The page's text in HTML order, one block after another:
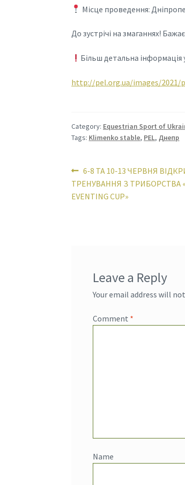
Місце проведення:
До зустрічі на змаганнях!
Більш детальна інформація
http://pel.org.ua/images/2021/
Category: Equestrian Sport of
Tags: Klimenko stable, PEL, Днепр
Post
navigation
Previous
post:
6-8 ТА 10-13 ЧЕРВНЯ
ТРЕНУВАННЯ З ТРИБОРСТВА
EVENTING CUP»
Leave a Reply
Your email address will
Comment *
Name